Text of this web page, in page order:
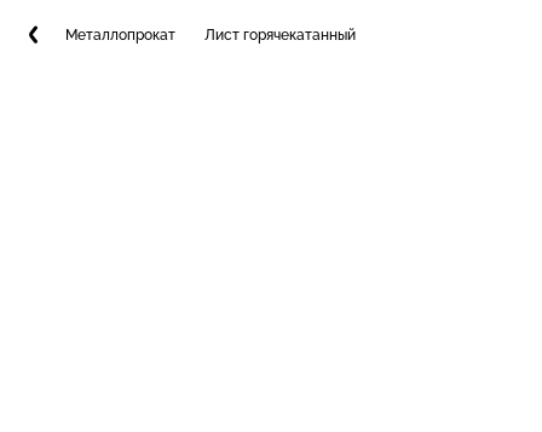
Металлопрокат Лист горячекатанный